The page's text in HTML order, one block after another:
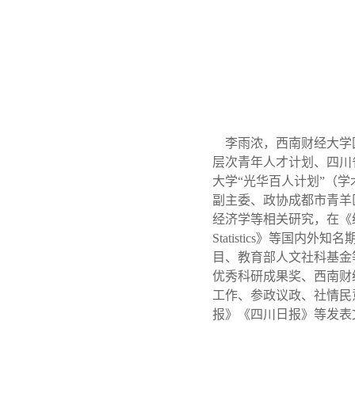
李雨浓，西南财经大学
层次青年人才计划、四
大学“光华百人计划”（学
副主委、政协成都市青
经济学等相关研究，在
Statistics》等国内外知名
目、教育部人文社科基金
优秀科研成果奖、西南
工作、参政议政、社情
报》《四川日报》等发